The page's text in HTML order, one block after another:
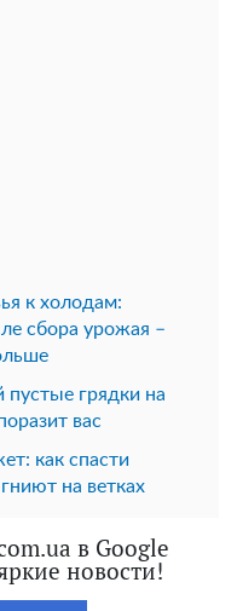
к холодам:
сбора урожая –
пустые грядки на
вас
как спасти
на ветках
в Google
новости!